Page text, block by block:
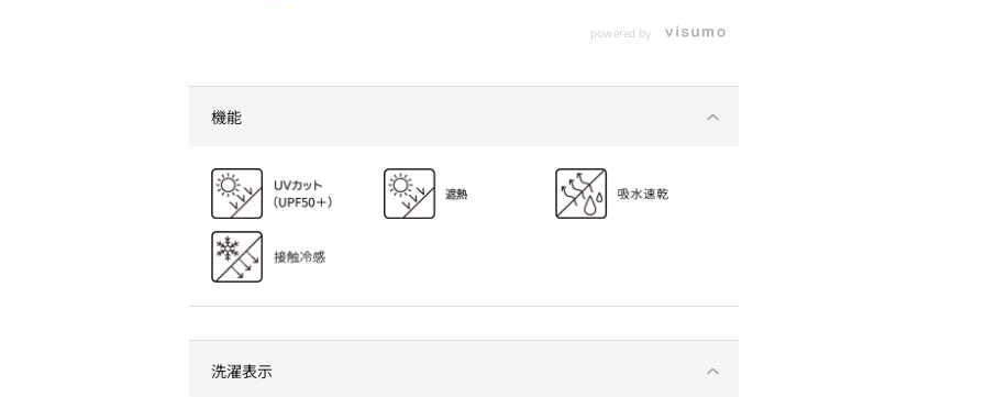
powered by
機能
洗濯表示